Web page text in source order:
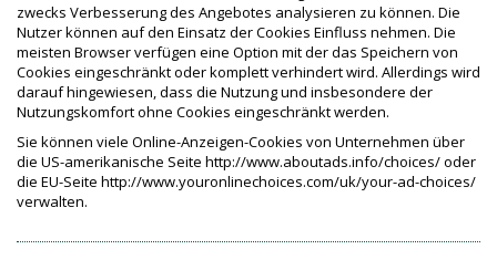
zwecks Verbesserung des Angebotes analysieren zu können. Die
Nutzer können auf den Einsatz der Cookies Einfluss nehmen. Die
meisten Browser verfügen eine Option mit der das Speichern von
Cookies eingeschränkt oder komplett verhindert wird. Allerdings wird
darauf hingewiesen, dass die Nutzung und insbesondere der
Nutzungskomfort ohne Cookies eingeschränkt werden.
Sie können viele Online-Anzeigen-Cookies von Unternehmen über
die US-amerikanische Seite http://www.aboutads.info/choices/ oder
die EU-Seite http://www.youronlinechoices.com/uk/your-ad-choices/
verwalten.